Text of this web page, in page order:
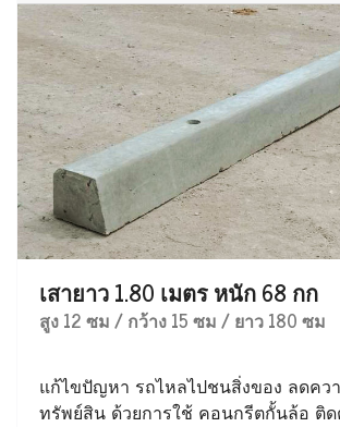
เสายาว 1.80 เมตร หนัก 68 กก
สูง 12 ซม / กว้าง 15 ซม / ยาว 180 ซม
แก้ไขปัญหา รถไหลไปชนสิ่งของ ลดคว
ทรัพย์สิน ด้วยการใช้ คอนกรีตกั้นล้อ ติด